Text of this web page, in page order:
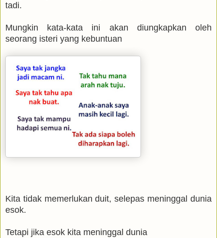
tadi.
Mungkin kata-kata ini akan diungkapkan oleh
seorang isteri yang kebuntuan
Kita tidak memerlukan duit, selepas meninggal dunia
esok.
Tetapi jika esok kita meninggal dunia